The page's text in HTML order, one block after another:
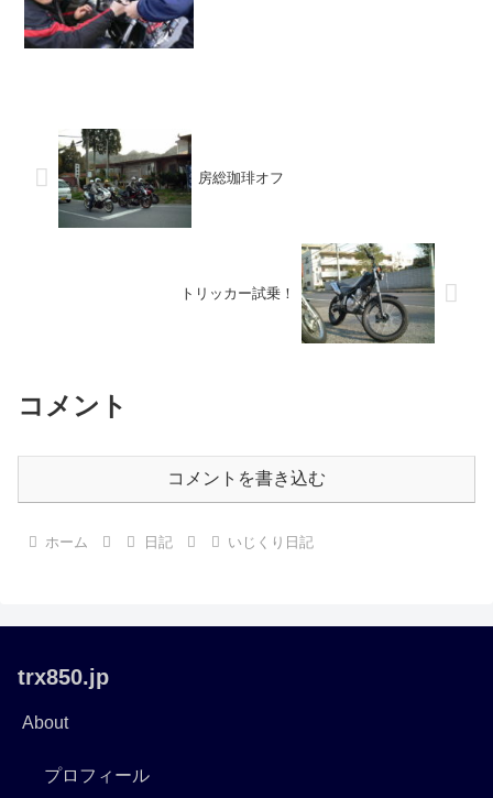
房総珈琲オフ
トリッカー試乗！
コメント
コメントを書き込む
ホーム 日記 いじくり日記
trx850.jp
About
プロフィール